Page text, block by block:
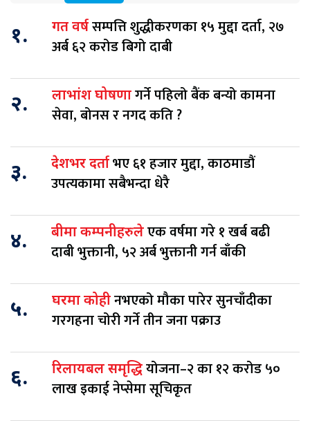
१. गत वर्षसम्पत्ति शुद्धीकरणका १५ मुद्दा दर्ता, २७
अर्ब ६२ करोड बिगो दाबी
२. लाभांश घोषणागर्ने पहिलो बैंक बन्यो कामना
सेवा, बोनस र नगद कति ?
३. देशभर दर्ताभए ६१ हजार मुद्दा, काठमाडौं
उपत्यकामा सबैभन्दा धेरै
४. बीमा कम्पनीहरुलेएक वर्षमा गरे १ खर्ब बढी
दाबी भुक्तानी, ५२ अर्ब भुक्तानी गर्न बाँकी
५. घरमा कोहीनभएको मौका पारेर सुनचाँदीका
गरगहना चोरी गर्ने तीन जना पक्राउ
६. रिलायबल समृद्धियोजना–२ का १२ करोड ५०
लाख इकाई नेप्सेमा सूचिकृत